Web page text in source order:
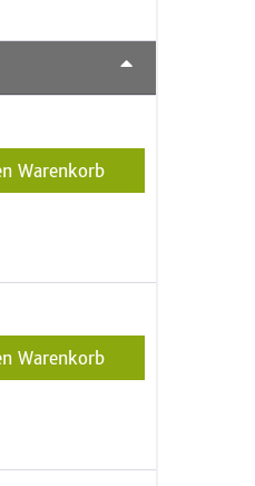
Warenkorb
Warenkorb